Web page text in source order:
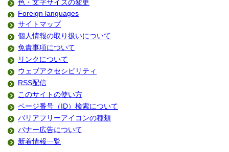
色・文字サイズの変更
Foreign languages
サイトマップ
個人情報の取り扱いについて
免責事項について
リンクについて
ウェブアクセシビリティ
RSS配信
このサイトの使い方
ページ番号（ID）検索について
バリアフリーアイコンの種類
バナー広告について
新着情報一覧